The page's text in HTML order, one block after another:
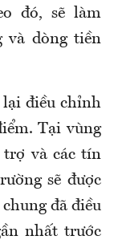
đó, sẽ làm
và dòng tiền
lại điều chỉnh
Tại vùng
trợ và các tín
sẽ được
đã điều
nhất trước